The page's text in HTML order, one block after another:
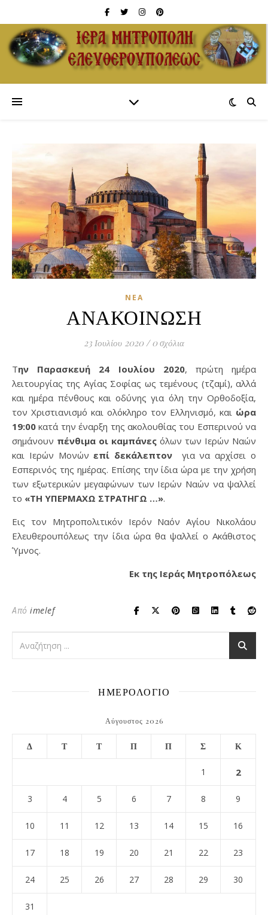
ΝΈΑ
ΑΝΑΚΟΙΝΩΣΗ
23 Ιουλίου 2020 / 0 σχόλια
Την Παρασκευή 24 Ιουλίου 2020, πρώτη ημέρα
λειτουργίας της Αγίας Σοφίας ως τεμένους (τζαμί), αλλά
και ημέρα πένθους και οδύνης για όλη την Ορθοδοξία,
τον Χριστιανισμό και ολόκληρο τον Ελληνισμό, και ώρα
19:00 κατά την έναρξη της ακολουθίας του Εσπερινού να
σημάνουν πένθιμα οι καμπάνες όλων των Ιερών Ναών
και Ιερών Μονώνεπί δεκάλεπτον για να αρχίσει ο
Εσπερινός της ημέρας. Επίσης την ίδια ώρα με την χρήση
των εξωτερικών μεγαφώνων των Ιερών Ναών να ψαλλεί
το «ΤΗ ΥΠΕΡΜΑΧΩ ΣΤΡΑΤΗΓΩ …».
Εις τον Μητροπολιτικόν Ιερόν Ναόν Αγίου Νικολάου
Ελευθερουπόλεως την ίδια ώρα θα ψαλλεί ο Ακάθιστος
Ύμνος.
Εκ της Ιεράς Μητροπόλεως
Από imelef
ΗΜΕΡΟΛΟΓΙΟ
Αύγουστος 2026
Δ Τ Τ Π Π Σ Κ
1 2
3 4 5 6 7 8 9
10 11 12 13 14 15 16
17 18 19 20 21 22 23
24 25 26 27 28 29 30
31